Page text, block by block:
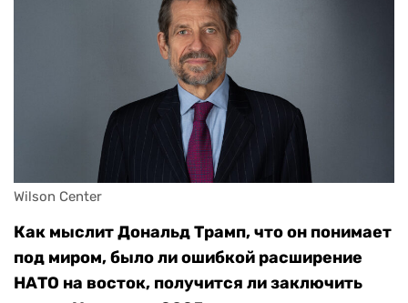
Wilson Center
Как мыслит Дональд Трамп, что он понимает
под миром, было ли ошибкой расширение
НАТО на восток, получится ли заключить